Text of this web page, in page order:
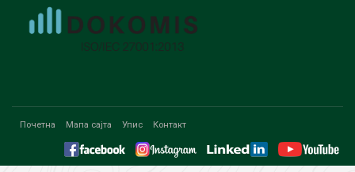
Почетна Мапа сајта Упис Контакт